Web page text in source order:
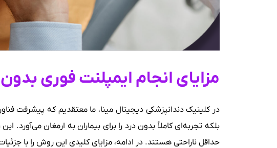
مزایای انجام ایمپلنت فوری بدون
در کلینیک دندانپزشکی دیجیتال مینا، ما معتقدیم که پیشرفت
بلکه تجربه‌ای کاملاً بدون درد را برای بیماران به ارمغان می‌آورد.
حداقل ناراحتی هستند. در ادامه، مزایای کلیدی این روش را با